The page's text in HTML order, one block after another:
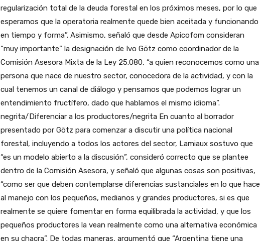
regularización total de la deuda forestal en los próximos meses, por lo que
esperamos que la operatoria realmente quede bien aceitada y funcionando
en tiempo y forma”. Asimismo, señaló que desde Apicofom consideran
“muy importante” la designación de Ivo Götz como coordinador de la
Comisión Asesora Mixta de la Ley 25.080, “a quien reconocemos como una
persona que nace de nuestro sector, conocedora de la actividad, y con la
cual tenemos un canal de diálogo y pensamos que podemos lograr un
entendimiento fructífero, dado que hablamos el mismo idioma”.
negrita/Diferenciar a los productores/negrita En cuanto al borrador
presentado por Götz para comenzar a discutir una política nacional
forestal, incluyendo a todos los actores del sector, Lamiaux sostuvo que
“es un modelo abierto a la discusión”, consideró correcto que se plantee
dentro de la Comisión Asesora, y señaló que algunas cosas son positivas,
“como ser que deben contemplarse diferencias sustanciales en lo que hace
al manejo con los pequeños, medianos y grandes productores, si es que
realmente se quiere fomentar en forma equilibrada la actividad, y que los
pequeños productores la vean realmente como una alternativa económica
en su chacra”. De todas maneras, argumentó que “Argentina tiene una